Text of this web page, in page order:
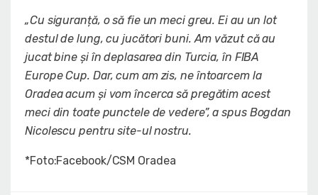
„Cu siguranță, o să fie un meci greu. Ei au un lot
destul de lung, cu jucători buni. Am văzut că au
jucat bine și în deplasarea din Turcia, în FIBA
Europe Cup. Dar, cum am zis, ne întoarcem la
Oradea acum și vom încerca să pregătim acest
meci din toate punctele de vedere”, a spus Bogdan
Nicolescu pentru site-ul nostru.
*Foto:Facebook/CSM Oradea